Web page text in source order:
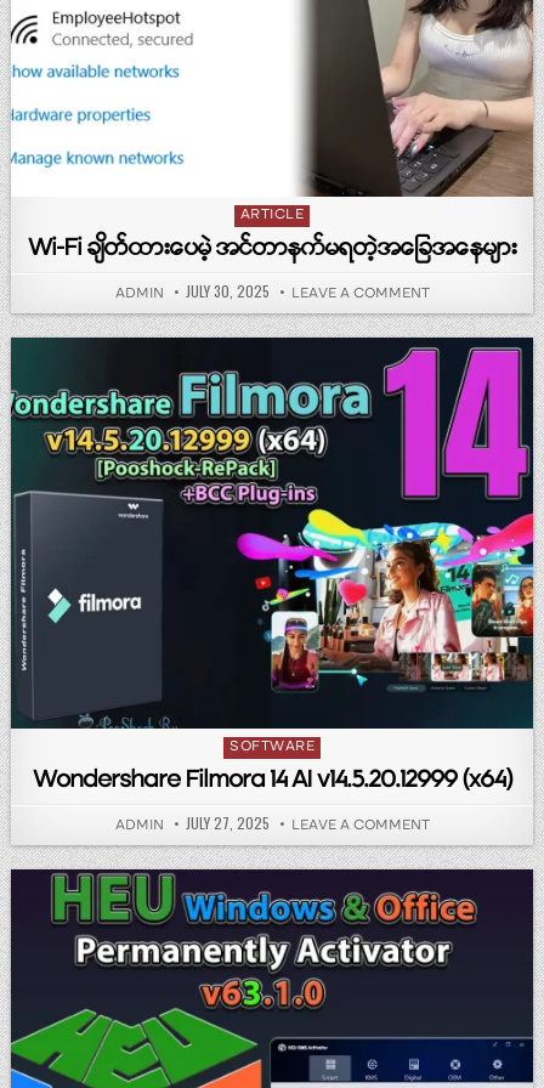
Posted in
ARTICLE
Wi-Fi ချိတ်ထားပေမဲ့ အင်တာနက်မရတဲ့အခြေအနေများ
AUTHOR:
ADMIN PUBLISHED DATE:
JULY 30, 2025 LEAVE A COMMENTON WI-FI ချိတ်ထ
Posted in
SOFTWARE
Wondershare Filmora 14 AI v14.5.20.12999 (x64)
AUTHOR:
ADMIN PUBLISHED DATE:
JULY 27, 2025 LEAVE A COMMENTON